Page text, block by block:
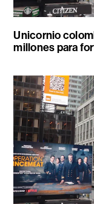
Unicornio
millones para